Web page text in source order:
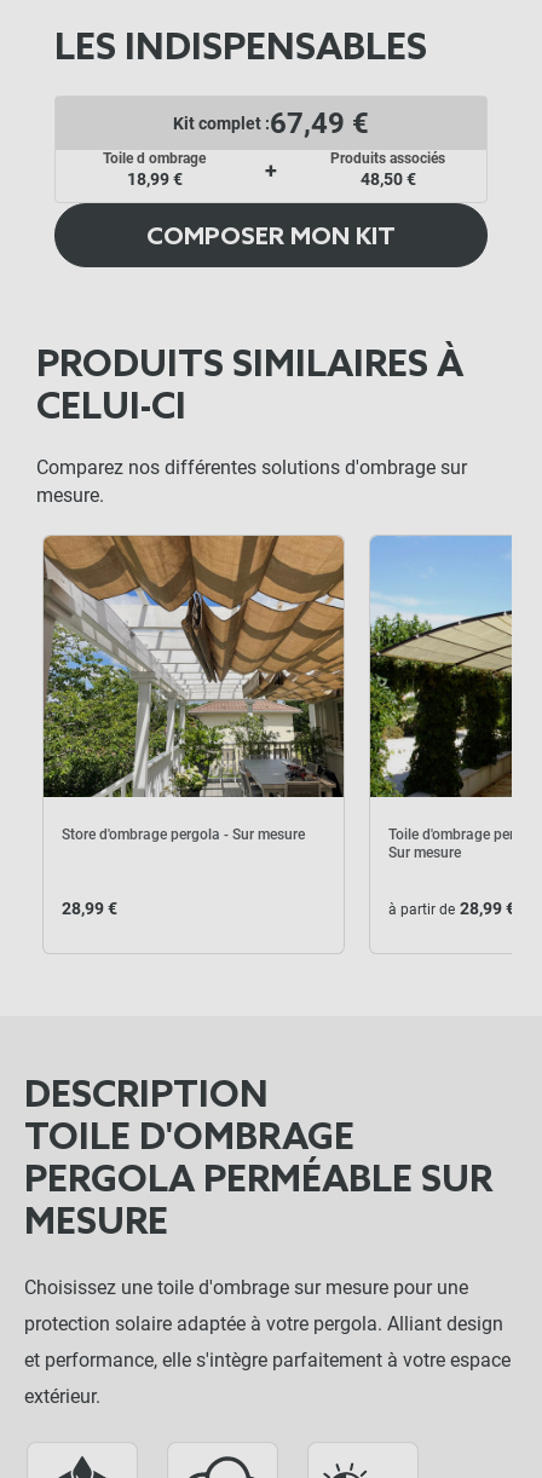
LES INDISPENSABLES
Kit complet :67,49 €
Toile d ombrage
18,99 € +
Produits associés
48,50 €
COMPOSER MON KIT
PRODUITS SIMILAIRES À
CELUI-CI
Comparez nos différentes solutions d'ombrage sur
mesure.
Store d'ombrage pergola - Sur mesure
28,99 €
Toile d'ombrage
Sur mesure
à partir de 28,99 €
DESCRIPTION
TOILE D'OMBRAGE
PERGOLA PERMÉABLE SUR
MESURE
Choisissez une toile d'ombrage sur mesure pour une
protection solaire adaptée à votre pergola. Alliant design
et performance, elle s'intègre parfaitement à votre espace
extérieur.